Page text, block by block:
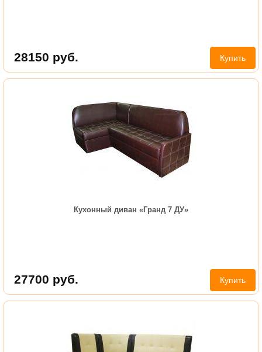
28150 руб. Купить
Кухонный диван «Гранд 7 ДУ»
27700 руб. Купить